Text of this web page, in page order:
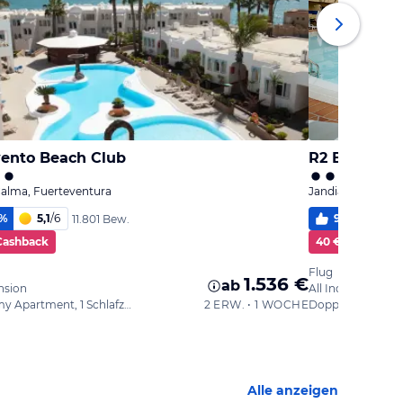
Beach Club
Fuerteventura
5,1/6
11.801 Bew.
Economy Apartment, 1 Schlafzimmer, Balkon oder Terrasse
ab 1.536 €
2 ERW. • 1 WOCHE
R2
Jandia / Playa
92
40 € Cashback
Flug
All Inclusive
Doppelzimmer
Alle anzeigen